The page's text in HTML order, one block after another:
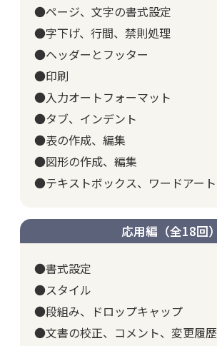
●ページ、文字の書式設定
●字下げ、行間、禁則処理
●ヘッダーとフッター
●印刷
●入力オートフォーマット
●タブ、インデント
●表の作成、編集
●図形の作成、編集
●テキストボックス、ワードアート
応用編（全18回）
●書式設定
●スタイル
●段組み、ドロップキャップ
●文書の校正、コメント、変更履歴